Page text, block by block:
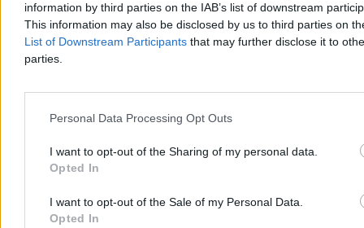
information by third parties on the IAB’s list of downstream
This information may also be disclosed by us to third parties on
List of Downstream Participants that may further disclose it to
parties.
Personal Data Processing Opt Outs
I want to opt-out of the Sharing of my personal data.
Opted In
I want to opt-out of the Sale of my Personal Data.
Opted In
Na Tajwanie ruszyły największe doroczne manewry wojskowe Han
Kuang. To nie tylko test gotowości armii na ewentualną blokadę czy
inwazję Chin, ale także próba budowania odporności psychicznej
społeczeństwa, które na co dzień zmaga się z nieustanną wojną
05.08.2026